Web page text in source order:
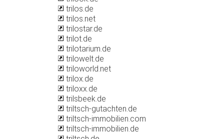
trilos.de
trilos.net
trilostar.de
trilot.de
trilotarium.de
trilowelt.de
triloworld.net
trilox.de
triloxx.de
trilsbeek.de
triltsch-gutachten.de
triltsch-immobilien.com
triltsch-immobilien.de